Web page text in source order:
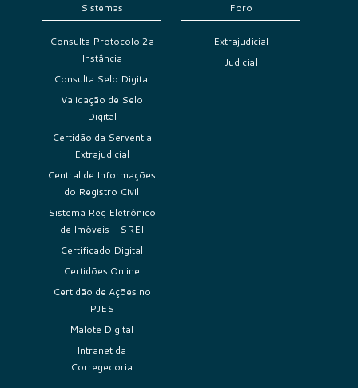
Sistemas
Consulta Protocolo 2a
Instância
Consulta Selo Digital
Validação de Selo
Digital
Certidão da Serventia
Extrajudicial
Central de Informações
do Registro Civil
Sistema Reg Eletrônico
de Imóveis – SREI
Certificado Digital
Certidões Online
Certidão de Ações no
PJES
Malote Digital
Intranet da
Corregedoria
Foro
Extrajudicial
Judicial